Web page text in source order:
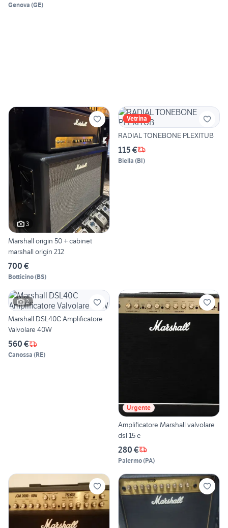
Genova (GE)
3
Marshall origin 50 + cabinet
marshall origin 212
700 €
Botticino(BS)
Vetrina
RADIAL TONEBONE PLEXITUB
115 €
Biella (BI)
2
Marshall DSL40C Amplificatore
Valvolare 40W
560 €
Canossa (RE)
Urgente
Amplificatore Marshall valvolare
dsl 15 c
280 €
Palermo(PA)